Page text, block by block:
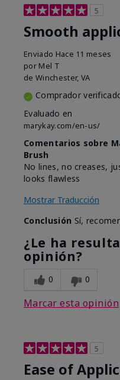
5
Smooth
Enviado Hace 11 meses
por Mel T
de Winchester, VA
Comprador
Evaluado en
marykay.com/en-us/
Comentarios sobre
Brush
No lines, no creases,
looks flawless
Mostrar Traducción
Conclusión Sí,
¿Le ha
opinión?
0 0
Marcar esta opinión
5
Ease of